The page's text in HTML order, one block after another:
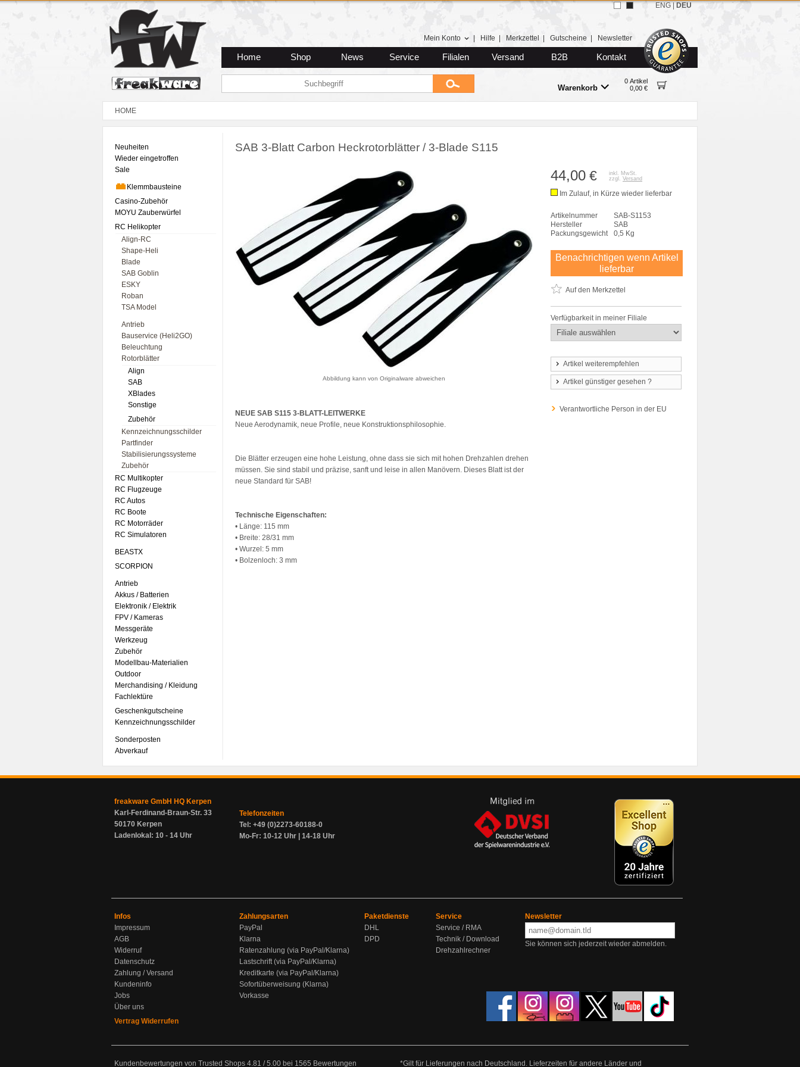
Zum Hauptmenue
Zum Seiteninhalt
Zum Warenkob
Mein Konto Hilfe Merkzettel Gutscheine Newsletter
Home Shop News Service Filialen Versand B2B Kontakt
Warenkorb
0 Artikel
0,00 €
ENG DEU
HOME
Neuheiten
Wieder eingetroffen
Sale
Klemmbausteine
Casino-Zubehör
MOYU Zauberwürfel
RC Helikopter
Align-RC
Shape-Heli
Blade
SAB Goblin
ESKY
Roban
TSA Model
Antrieb
Bauservice (Heli2GO)
Beleuchtung
Rotorblätter
Align
SAB
XBlades
Sonstige
Zubehör
Kennzeichnungsschilder
Partfinder
Stabilisierungssysteme
Zubehör
RC Multikopter
RC Flugzeuge
RC Autos
RC Boote
RC Motorräder
RC Simulatoren
BEASTX
SCORPION
Antrieb
Akkus / Batterien
Elektronik / Elektrik
FPV / Kameras
Messgeräte
Werkzeug
Zubehör
Modellbau-Materialien
Outdoor
Merchandising / Kleidung
Fachlektüre
Geschenkgutscheine
Kennzeichnungsschilder
Sonderposten
Abverkauf
SAB 3-Blatt Carbon Heckrotorblätter / 3-Blade S115
Abbildung kann von Originalware abweichen
NEUE SAB S115 3-BLATT-LEITWERKE
Neue Aerodynamik, neue Profile, neue Konstruktionsphilosophie.
Die Blätter erzeugen eine hohe Leistung, ohne dass sie sich mit hohen Drehzahlen drehen
müssen. Sie sind stabil und präzise, sanft und leise in allen Manövern. Dieses Blatt ist der
neue Standard für SAB!
Technische Eigenschaften:
• Länge: 115 mm
• Breite: 28/31 mm
• Wurzel: 5 mm
• Bolzenloch: 3 mm
44,00 €
inkl. MwSt.
zzgl. Versand
Im Zulauf, in Kürze wieder lieferbar
Artikelnummer
SAB-S1153
Hersteller
SAB
Packungsgewicht
0,5 Kg
Benachrichtigen wenn Artikel
lieferbar
Auf den Merkzettel
Verfügbarkeit in meiner Filiale
Artikel weiterempfehlen
Artikel günstiger gesehen ?
Verantwortliche Person in der EU
freakware GmbH HQ Kerpen
Karl-Ferdinand-Braun-Str. 33
50170 Kerpen
Ladenlokal: 10 - 14 Uhr
Telefonzeiten
Tel: +49 (0)2273-60188-0
Mo-Fr: 10-12 Uhr | 14-18 Uhr
Infos
Impressum
AGB
Widerruf
Datenschutz
Zahlung / Versand
Kundeninfo
Jobs
Über uns
Vertrag Widerrufen
Zahlungsarten
PayPal
Klarna
Ratenzahlung (via PayPal/Klarna)
Lastschrift (via PayPal/Klarna)
Kreditkarte (via PayPal/Klarna)
Sofortüberweisung (Klarna)
Vorkasse
Paketdienste
DHL
DPD
Service
Service / RMA
Technik / Download
Drehzahlrechner
Newsletter
Sie können sich jederzeit wieder abmelden.
Kundenbewertungen von Trusted Shops 4.81 /5.00 bei 1565 Bewertungen *Gilt für Lieferungen nach Deutschland. Lieferzeiten für andere Länder und